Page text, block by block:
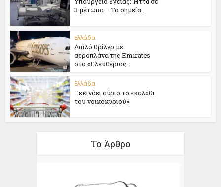
3 μέτωπα – Τα σημεία...
Ελλάδα
Διπλό θρίλερ με
αεροπλάνα της Emirates
στο «Ελευθέριος...
Ελλάδα
Ξεκινάει αύριο το «καλάθι
του νοικοκυριού»
Το Άρθρο